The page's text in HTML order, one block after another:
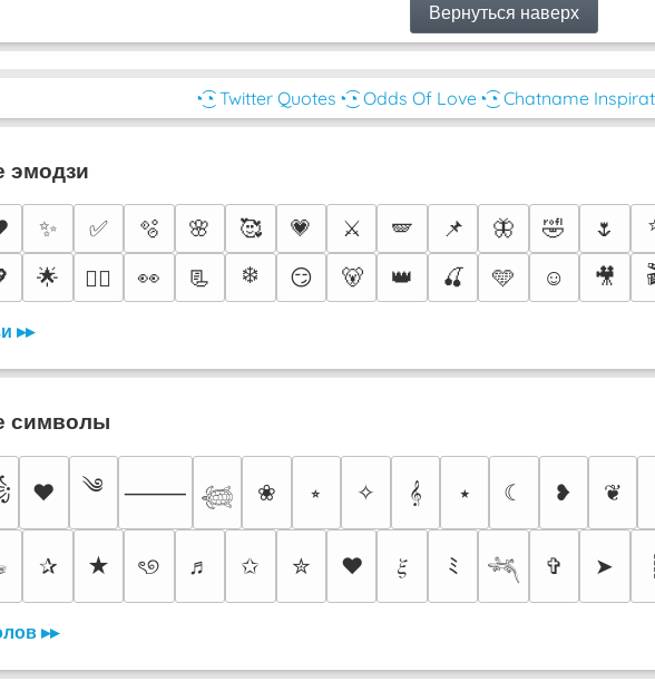
Вернуться наверх
◔͜͡◔ Twitter Quotes ◔͜͡◔ Odds Of Love ◔͜͡◔ Chatname
эмодзи
✨ ✅ 🫧 🌸 🥰 💗 ⚔️ 🪽 📌 🦋 🤣 🌷
🌟 ❤️‍🔥 👀 📃 ❄️ 😏 🐻 👑 🍒 🩵 ☺️ 🎥
▸▸
символы
♥ ༄ ⸻ 𓆉 ❀ ⭒ ✧ 𝄞 ⭑ ☾ ❥ ❦
✰ ★ ৎ୭ ♬ ✩ ✮ ❤ 𝜉 ﾐ 𓆈 ✞ ➤ ┊
▸▸